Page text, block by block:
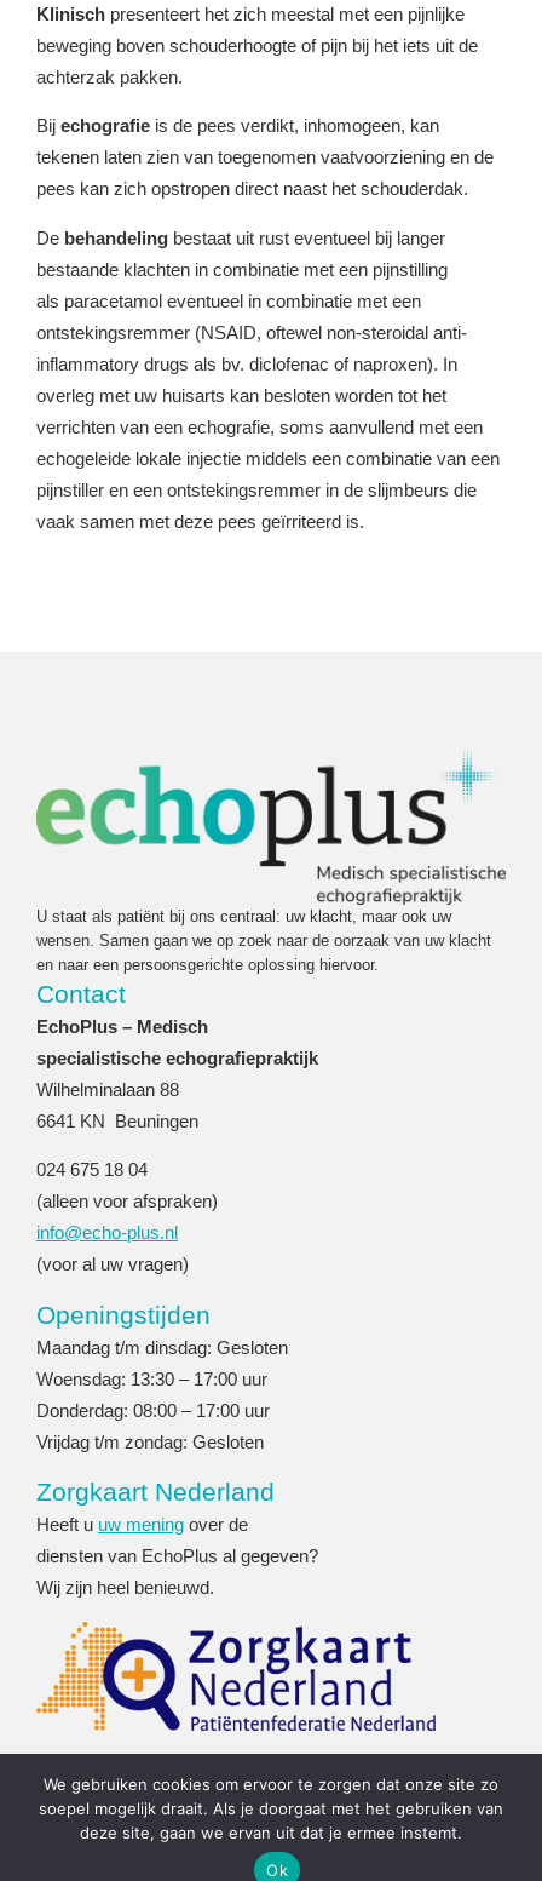
Klinisch presenteert het zich meestal met een pijnlijke
beweging boven schouderhoogte of pijn bij het iets uit de
achterzak pakken.
Bij echografie is de pees verdikt, inhomogeen, kan
tekenen laten zien van toegenomen vaatvoorziening en de
pees kan zich opstropen direct naast het schouderdak.
De behandeling bestaat uit rust eventueel bij langer
bestaande klachten in combinatie met een pijnstilling
als paracetamol eventueel in combinatie met een
ontstekingsremmer (NSAID, oftewel non-steroidal anti-
inflammatory drugs als bv. diclofenac of naproxen). In
overleg met uw huisarts kan besloten worden tot het
verrichten van een echografie, soms aanvullend met een
echogeleide lokale injectie middels een combinatie van een
pijnstiller en een ontstekingsremmer in de slijmbeurs die
vaak samen met deze pees geïrriteerd is.
U staat als patiënt bij ons centraal: uw klacht, maar ook uw
wensen. Samen gaan we op zoek naar de oorzaak van uw klacht
en naar een persoonsgerichte oplossing hiervoor.
Contact
EchoPlus – Medisch
specialistische echografiepraktijk
Wilhelminalaan 88
6641 KN Beuningen
024 675 18 04
(alleen voor afspraken)
info@echo-plus.nl
(voor al uw vragen)
Openingstijden
Maandag t/m dinsdag: Gesloten
Woensdag: 13:30 – 17:00 uur
Donderdag: 08:00 – 17:00 uur
Vrijdag t/m zondag: Gesloten
Zorgkaart Nederland
Heeft u uw mening over de
diensten van EchoPlus al gegeven?
Wij zijn heel benieuwd.
Privacybeleid
We gebruiken cookies om ervoor te zorgen dat onze site zo
soepel mogelijk draait. Als je doorgaat met het gebruiken van
deze site, gaan we ervan uit dat je ermee instemt.
Ok